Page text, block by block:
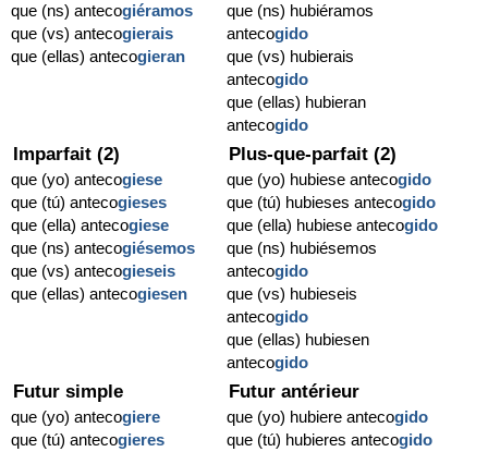
que (ns) antecogiéramos
que (vs) antecogierais
que (ellas) antecogieran
que (ns) hubiéramos
antecogido
que (vs) hubierais
antecogido
que (ellas) hubieran
antecogido
Imparfait (2)
que (yo) antecogiese
que (tú) antecogieses
que (ella) antecogiese
que (ns) antecogiésemos
que (vs) antecogieseis
que (ellas) antecogiesen
Plus-que-parfait (2)
que (yo) hubiese antecogido
que (tú) hubieses antecogido
que (ella) hubiese antecogido
que (ns) hubiésemos
antecogido
que (vs) hubieseis
antecogido
que (ellas) hubiesen
antecogido
Futur simple
que (yo) antecogiere
que (tú) antecogieres
Futur antérieur
que (yo) hubiere antecogido
que (tú) hubieres antecogido